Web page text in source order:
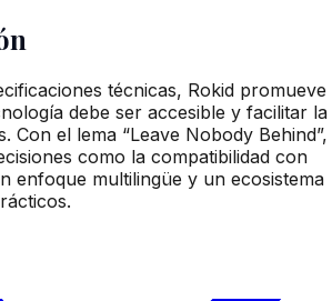
técnicas, Rokid promueve
debe ser accesible y facilitar la
Con el lema “Leave Nobody Behind”,
como la compatibilidad con
enfoque multilingüe y un ecosistema